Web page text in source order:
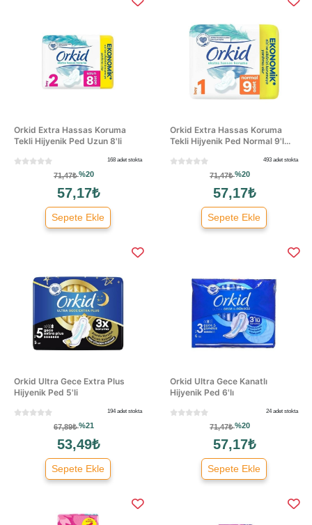
Orkid Extra Hassas Koruma
Tekli Hijyenik Ped Uzun 8'li
168 adet stokta
71,47₺%20
57,17₺
Sepete Ekle
Orkid Extra Hassas Koruma
Tekli Hijyenik Ped Normal 9'l...
493 adet stokta
71,47₺%20
57,17₺
Sepete Ekle
Orkid Ultra Gece Extra Plus
Hijyenik Ped 5'li
194 adet stokta
67,89₺%21
53,49₺
Sepete Ekle
Orkid Ultra Gece Kanatlı
Hijyenik Ped 6'lı
24 adet stokta
71,47₺%20
57,17₺
Sepete Ekle